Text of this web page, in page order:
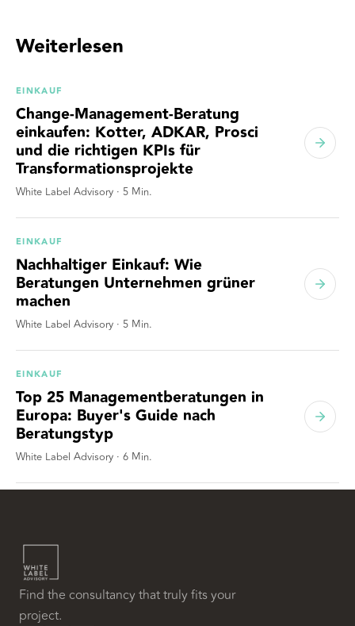
Weiterlesen
EINKAUF
Change-Management-Beratung
einkaufen: Kotter, ADKAR, Prosci
und die richtigen KPIs für
Transformationsprojekte
White Label Advisory · 5 Min.
EINKAUF
Nachhaltiger Einkauf: Wie
Beratungen Unternehmen grüner
machen
White Label Advisory · 5 Min.
EINKAUF
Top 25 Managementberatungen in
Europa: Buyer's Guide nach
Beratungstyp
White Label Advisory · 6 Min.
Find the consultancy that truly fits your
project.